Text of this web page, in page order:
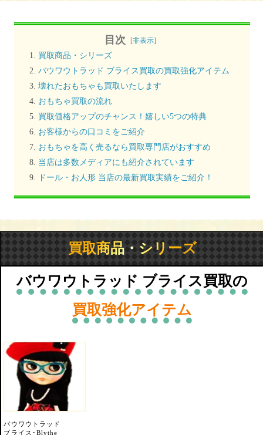
目次 [非表示]
買取商品・シリーズ
バウワウトラッド ブライス買取の買取強化アイテム
壊れたおもちゃも買取いたします
おもちゃ買取の流れ
買取価格アップのチャンス！嬉しい5つの特典
お客様からの口コミをご紹介
おもちゃを高く売るなら買取専門店がおすすめ
当店は多数メディアにも紹介されています
ドール・お人形 当店の最新買取実績をご紹介！
買取商品・シリーズ
バウワウトラッド ブライス買取の
買取強化アイテム
バウワウトラッド
ブライス･Blythe